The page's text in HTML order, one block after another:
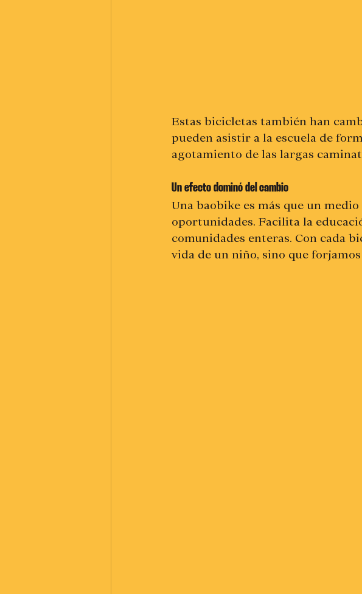
Estas bicicletas también han
pueden asistir a la escuela de
agotamiento de las largas
Un efecto dominó del cambio
Una baobike es más que un
oportunidades. Facilita la
comunidades enteras. Con cada
vida de un niño, sino que